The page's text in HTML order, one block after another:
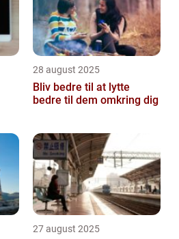
28 august 2025
Bliv bedre til at lytte
bedre til dem omkring dig
27 august 2025